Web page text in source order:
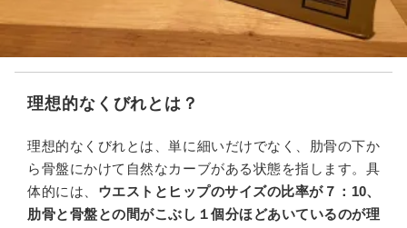
理想的なくびれとは？
理想的なくびれとは、単に細いだけでなく、肋骨の下か
ら骨盤にかけて自然なカーブがある状態を指します。具
体的には、 ウエストとヒップのサイズの比率が７：10、
肋骨と骨盤との間がこぶし１個分ほどあいているのが理